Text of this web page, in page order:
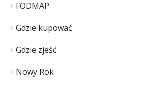
FODMAP
Gdzie kupować
Gdzie zjeść
Nowy Rok